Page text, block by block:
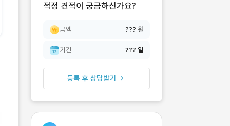
적정 견적이 궁금하신가요?
금액 ??? 원
기간 ??? 일
등록 후 상담받기